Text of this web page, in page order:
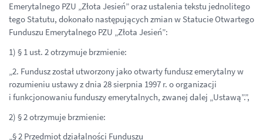
Emerytalnego PZU „Złota Jesień” oraz ustalenia tekstu jednolitego
tego Statutu, dokonało następujących zmian w Statucie Otwartego
Funduszu Emerytalnego PZU „Złota Jesień”:
1) § 1 ust. 2 otrzymuje brzmienie:
„2. Fundusz został utworzony jako otwarty fundusz emerytalny w
rozumieniu ustawy z dnia 28 sierpnia 1997 r. o organizacji
i funkcjonowaniu funduszy emerytalnych, zwanej dalej „Ustawą”.”,
2) § 2 otrzymuje brzmienie:
„§ 2 Przedmiot działalności Funduszu